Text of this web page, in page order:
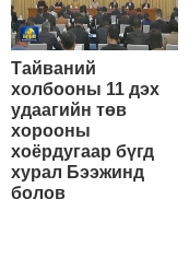
Тайваний
холбооны 11 дэх
удаагийн төв
хорооны
хоёрдугаар бүгд
хурал Бээжинд
болов